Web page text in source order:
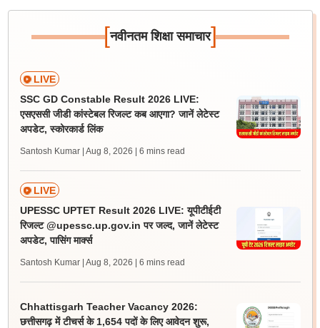
[नवीनतम शिक्षा समाचार]
LIVE
SSC GD Constable Result 2026 LIVE:
एसएससी जीडी कांस्टेबल रिजल्ट कब आएगा? जानें लेटेस्ट
अपडेट, स्कोरकार्ड लिंक
Santosh Kumar | Aug 8, 2026 | 6 mins read
LIVE
UPESSC UPTET Result 2026 LIVE: यूपीटीईटी
रिजल्ट @upessc.up.gov.in पर जल्द, जानें लेटेस्ट
अपडेट, पासिंग मार्क्स
Santosh Kumar | Aug 8, 2026 | 6 mins read
Chhattisgarh Teacher Vacancy 2026:
छत्तीसगढ़ में टीचर्स के 1,654 पदों के लिए आवेदन शुरू,